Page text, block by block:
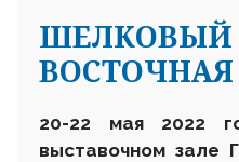
ШЕЛКОВЫЙ
ВОСТОЧНАЯ
20-22 мая 2022
выставочном зале